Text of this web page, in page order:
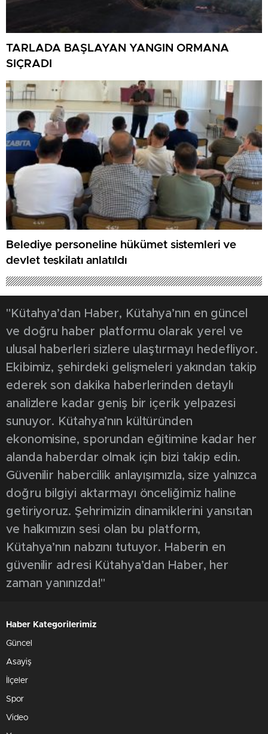
TARLADA BAŞLAYAN YANGIN ORMANA
SIÇRADI
Belediye personeline hükümet sistemleri ve
devlet teşkilatı anlatıldı
"Kütahya’dan Haber, Kütahya’nın en güncel
ve doğru haber platformu olarak yerel ve
ulusal haberleri sizlere ulaştırmayı hedefliyor.
Ekibimiz, şehirdeki gelişmeleri yakından takip
ederek son dakika haberlerinden detaylı
analizlere kadar geniş bir içerik yelpazesi
sunuyor. Kütahya’nın kültüründen
ekonomisine, sporundan eğitimine kadar her
alanda haberdar olmak için bizi takip edin.
Güvenilir habercilik anlayışımızla, size yalnızca
doğru bilgiyi aktarmayı önceliğimiz haline
getiriyoruz. Şehrimizin dinamiklerini yansıtan
ve halkımızın sesi olan bu platform,
Kütahya’nın nabzını tutuyor. Haberin en
güvenilir adresi Kütahya’dan Haber, her
zaman yanınızda!"
Haber Kategorilerimiz
Güncel
Asayiş
İlçeler
Spor
Video